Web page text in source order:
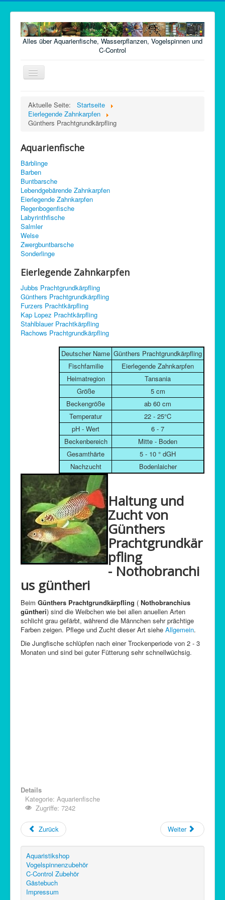
Alles über Aquarienfische, Wasserpflanzen, Vogelspinnen und
C-Control
Navigation
Fische
Futter
Technik
Krankheiten
Vogelspinnen
Argentinische Waldschaben
C-Control
Sitemap
Aktuelle Seite:
Startseite
Eierlegende Zahnkarpfen
Günthers Prachtgrundkärpfling
Aquarienfische
Bärblinge
Barben
Buntbarsche
Lebendgebärende Zahnkarpfen
Eierlegende Zahnkarpfen
Regenbogenfische
Labyrinthfische
Salmler
Welse
Zwergbuntbarsche
Sonderlinge
Eierlegende Zahnkarpfen
Jubbs Prachtgrundkärpfling
Günthers Prachtgrundkärpfling
Furzers Prachtkärpfling
Kap Lopez Prachtkärpfling
Stahlblauer Prachtkärpfling
Rachows Prachtgrundkärpfling
Deutscher Name Günthers Prachtgrundkärpfling
Fischfamilie
Eierlegende Zahnkarpfen
Heimatregion
Tansania
Größe
5 cm
Beckengröße
ab 60 cm
Temperatur
22 - 25°C
pH - Wert
6 - 7
Beckenbereich
Mitte - Boden
Gesamthärte
5 - 10 ° dGH
Nachzucht
Bodenlaicher
Haltung und
Zucht von
Günthers
Prachtgrundkär
pfling
- Nothobranchi
us güntheri
Beim Günthers Prachtgrundkärpfling ( Nothobranchius
güntheri) sind die Weibchen wie bei allen anuellen Arten
schlicht grau gefärbt, während die Männchen sehr prächtige
Farben zeigen. Pflege und Zucht dieser Art siehe Allgemein.
Die Jungfische schlüpfen nach einer Trockenperiode von 2 - 3
Monaten und sind bei guter Fütterung sehr schnellwüchsig.
Details
Kategorie: Aquarienfische
Zugriffe: 7242
Zurück Weiter
Aquaristikshop
Vogelspinnenzubehör
C-Control Zubehör
Gästebuch
Impressum